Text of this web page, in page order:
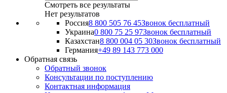
Смотреть все результаты
Нет результатов
Россия8 800 505 76 45Звонок бесплатный
Украина0 800 75 25 97Звонок бесплатный
Казахстан8 800 004 05 30Звонок бесплатный
Германия+49 89 143 773 000
Обратная связь
Обратный звонок
Консультации по поступлению
Контактная информация